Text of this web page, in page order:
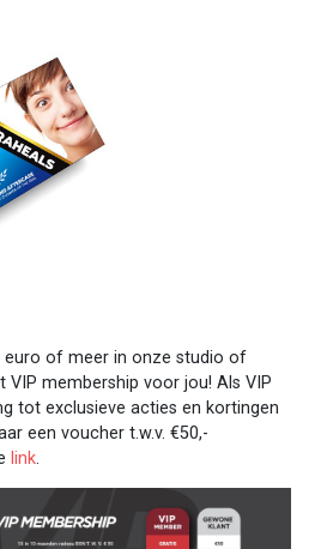
euro of meer in onze studio of
VIP membership voor jou! Als VIP
tot exclusieve acties en kortingen
een voucher t.w.v. €50,-
link.